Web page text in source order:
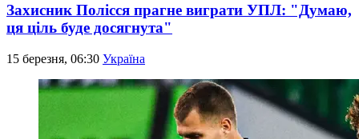
Захисник Полісся прагне виграти УПЛ: "Думаю,
ця ціль буде досягнута"
15 березня, 06:30 Україна